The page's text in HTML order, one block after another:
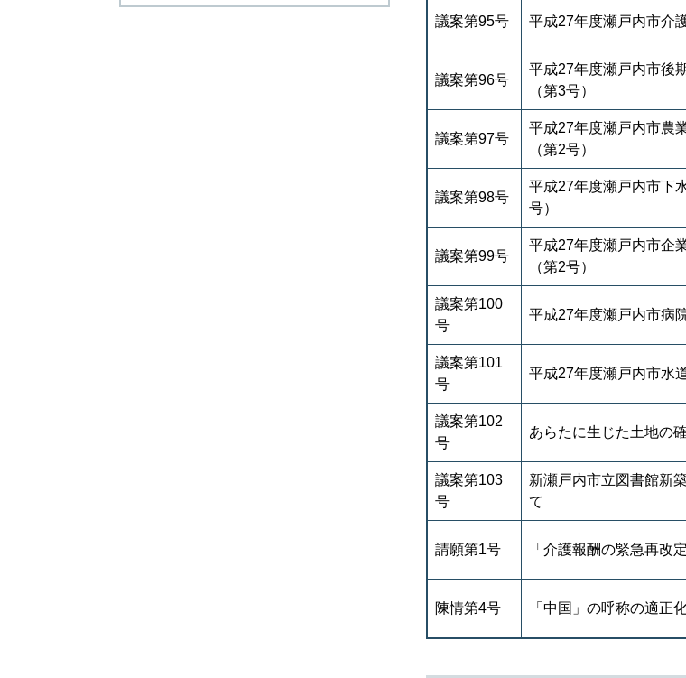
議案第95号 平成27年度瀬戸内市介
議案第96号
平成27年度瀬戸内市後
（第3号）
議案第97号
平成27年度瀬戸内市農
（第2号）
議案第98号
平成27年度瀬戸内市下
号）
議案第99号
平成27年度瀬戸内市企
（第2号）
議案第100
号
平成27年度瀬戸内市病
議案第101
号
平成27年度瀬戸内市水
議案第102
号
あらたに生じた土地の
議案第103
号
新瀬戸内市立図書館新
て
請願第1号 「介護報酬の緊急再改
陳情第4号 「中国」の呼称の適正